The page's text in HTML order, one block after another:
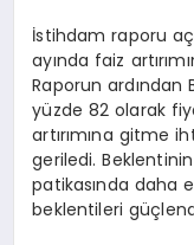
İstihdam raporu
ayında faiz
Raporun ardından
yüzde 82 olarak
artırımına gitme
geriledi.
patikasında daha
beklentileri